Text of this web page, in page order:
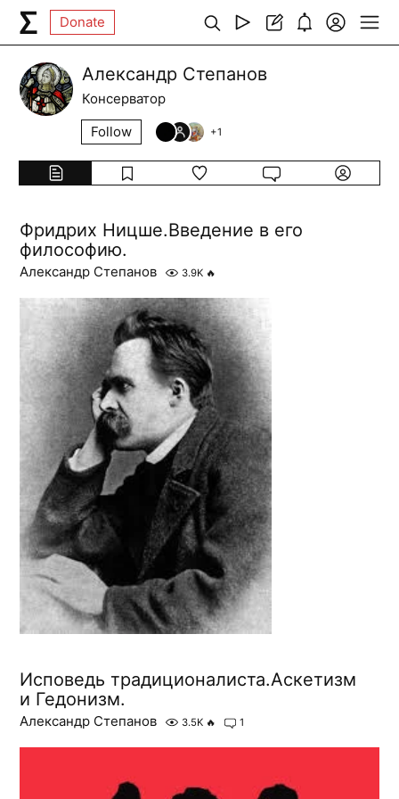
Donate
Александр Степанов
Консерватор
Follow
+1
Фридрих Ницше.Введение в его
философию.
Александр Степанов 3.9K 🔥
Исповедь традиционалиста.Аскетизм
и Гедонизм.
Александр Степанов 3.5K 🔥 1